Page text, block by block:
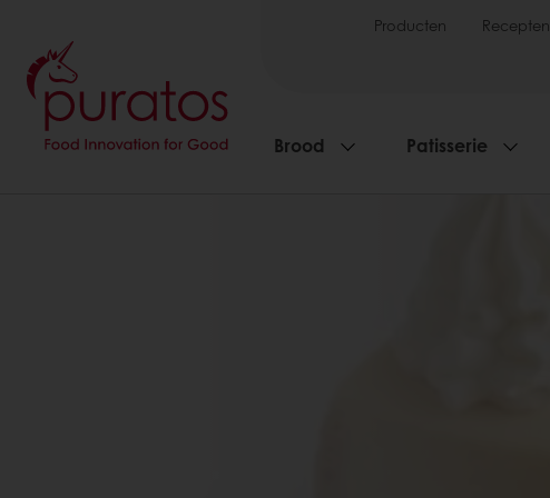
Producten Recepten
Brood Patisserie